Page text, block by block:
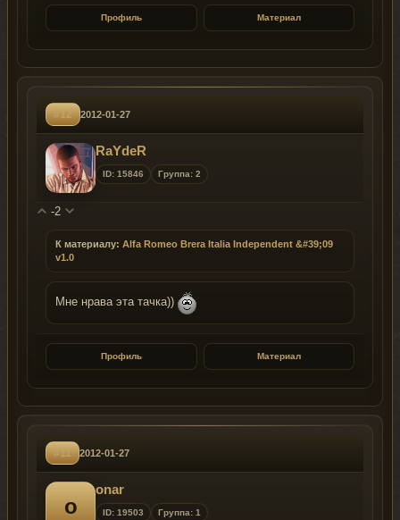
Профиль Материал
#12 2012-01-27
RaYdeR
ID: 15846 Группа: 2
-2
К материалу: Alfa Romeo Brera Italia Independent &#39;09
v1.0
Мне нрава эта тачка))
Профиль Материал
#11 2012-01-27
o
onar
ID: 19503 Группа: 1